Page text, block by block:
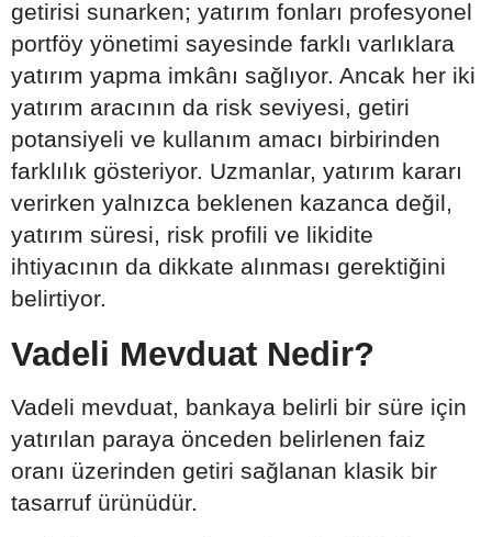
getirisi sunarken; yatırım fonları profesyonel
portföy yönetimi sayesinde farklı varlıklara
yatırım yapma imkânı sağlıyor. Ancak her iki
yatırım aracının da risk seviyesi, getiri
potansiyeli ve kullanım amacı birbirinden
farklılık gösteriyor. Uzmanlar, yatırım kararı
verirken yalnızca beklenen kazanca değil,
yatırım süresi, risk profili ve likidite
ihtiyacının da dikkate alınması gerektiğini
belirtiyor.
Vadeli Mevduat Nedir?
Vadeli mevduat, bankaya belirli bir süre için
yatırılan paraya önceden belirlenen faiz
oranı üzerinden getiri sağlanan klasik bir
tasarruf ürünüdür.